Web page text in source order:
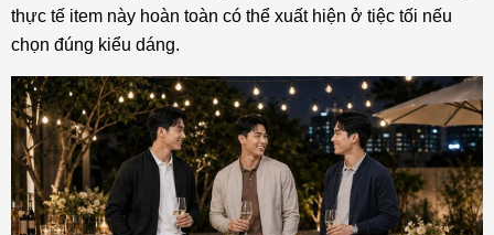
thực tế item này hoàn toàn có thể xuất hiện ở tiệc tối nếu
chọn đúng kiểu dáng.